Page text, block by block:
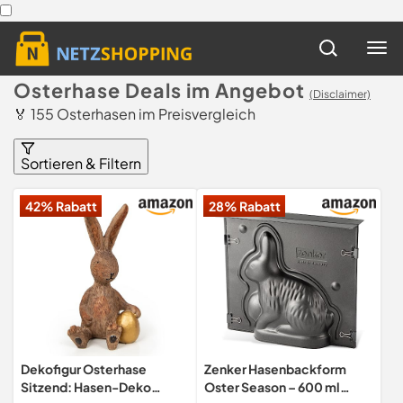
Osterhase Deals im Angebot (Disclaimer)
🏅 155 Osterhasen im Preisvergleich
Sortieren & Filtern
42% Rabatt
Dekofigur Osterhase
Sitzend: Hasen-Deko
28% Rabatt
Zenker Hasenbackform
Oster Season – 600 ml